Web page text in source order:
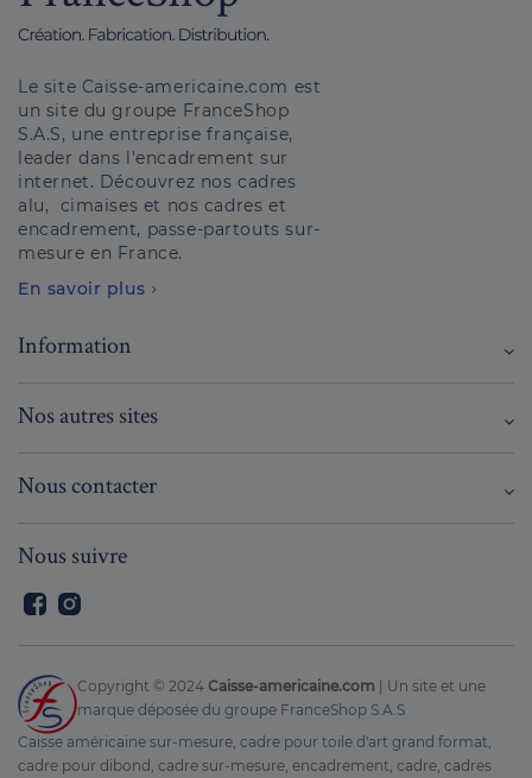
Le site Caisse-americaine.com est
un site du groupe FranceShop
S.A.S, une entreprise française,
leader dans l'encadrement sur
internet. Découvrez nos cadres
alu, cimaises et nos cadres et
encadrement, passe-partouts sur-
mesure en France.
En savoir plus
Information
Nos autres sites
Nous contacter
Nous suivre
Facebook
Copyright © 2024 Caisse-americaine.com
| Un site et une
marque déposée du groupe FranceShop S.A.S
Caisse américaine sur-mesure, cadre pour toile d'art grand format,
cadre pour dibond, cadre sur-mesure, encadrement, cadre, cadres